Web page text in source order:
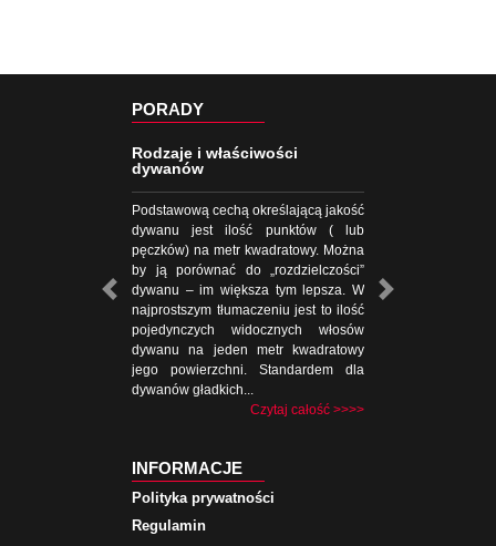
PORADY
Rodzaje i właściwości
dywanów
Podstawową cechą określającą jakość
dywanu jest ilość punktów ( lub
pęczków) na metr kwadratowy. Można
by ją porównać do „rozdzielczości”
dywanu – im większa tym lepsza. W
najprostszym tłumaczeniu jest to ilość
pojedynczych widocznych włosów
dywanu na jeden metr kwadratowy
jego powierzchni. Standardem dla
dywanów gładkich...
Czytaj całość >>>>
INFORMACJE
Polityka prywatności
Regulamin